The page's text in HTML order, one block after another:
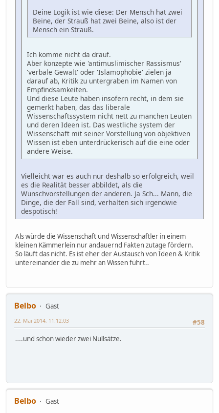
Deine Logik ist wie diese: Der Mensch hat zwei
Beine, der Strauß hat zwei Beine, also ist der
Mensch ein Strauß.
Ich komme nicht da drauf.
Aber konzepte wie 'antimuslimischer Rassismus'
'verbale Gewalt' oder 'Islamophobie' zielen ja
darauf ab, Kritik zu untergraben im Namen von
Empfindsamkeiten.
Und diese Leute haben insofern recht, in dem sie
gemerkt haben, das das liberale
Wissenschaftssystem nicht nett zu manchen Leuten
und deren Ideen ist. Das westliche system der
Wissenschaft mit seiner Vorstellung von objektiven
Wissen ist eben unterdrückerisch auf die eine oder
andere Weise.
Vielleicht war es auch nur deshalb so erfolgreich, weil
es die Realität besser abbildet, als die
Wunschvorstellungen der anderen. Ja Sch... Mann, die
Dinge, die der Fall sind, verhalten sich irgendwie
despotisch!
Als würde die Wissenschaft und Wissenschaftler in einem
kleinen Kämmerlein nur andauernd Fakten zutage fördern.
So läuft das nicht. Es ist eher der Austausch von Ideen & Kritik
untereinander die zu mehr an Wissen führt..
Belbo
Gast
#58
22. Mai 2014, 11:12:03
....und schon wieder zwei Nullsätze.
Belbo
Gast